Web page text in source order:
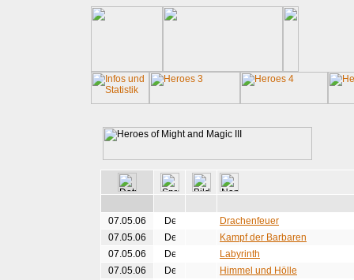
07.05.06
Drachenfeuer
07.05.06
Kampf der Barbaren
07.05.06
Labyrinth
07.05.06
Himmel und Hölle